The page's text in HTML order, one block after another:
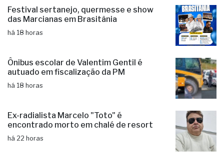
Festival sertanejo, quermesse e show
das Marcianas em Brasitânia
há 18 horas
Ônibus escolar de Valentim Gentil é
autuado em fiscalização da PM
há 18 horas
Ex-radialista Marcelo "Toto" é
encontrado morto em chalé de resort
há 22 horas